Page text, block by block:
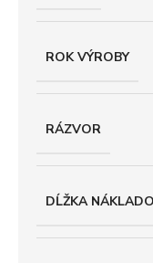
ROK VÝROBY
RÁZVOR
DĹŽKA